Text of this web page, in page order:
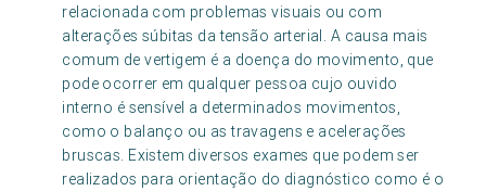
relacionada com problemas visuais ou com
alterações súbitas da tensão arterial. A causa mais
comum de vertigem é a doença do movimento, que
pode ocorrer em qualquer pessoa cujo ouvido
interno é sensível a determinados movimentos,
como o balanço ou as travagens e acelerações
bruscas. Existem diversos exames que podem ser
realizados para orientação do diagnóstico como é o